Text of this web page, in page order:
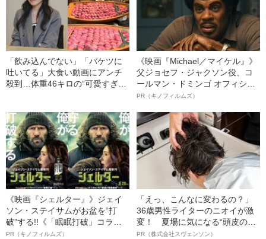
「飲み込んでない」「バケツに
吐いてる」大食い動画にアンチ
殺到…体重46キロの“可愛すぎ
《映画『Michael／マイケル』》
父ジョセフ・ジャクソン役、コ
ールマン・ドミンゴ オフィシャ
ルインタビュー“観客を魅了した
語る”《日本興収70億円突破》
PR（キノフィルムズ）
《映画『シェルター』》ジェイ
ソン・ステイサムがお盆を“打
破”する!!《「眠眠打破」コラ
ボ》
PR（キノフィルムズ）
「えっ、こんなに変わるの？」
36歳男性ライターのニオイが激
変！ 夏場に気になる“頭皮のニ
オイ”や“ベタつき”を解消す
PR（株式会社スヴェンソン）